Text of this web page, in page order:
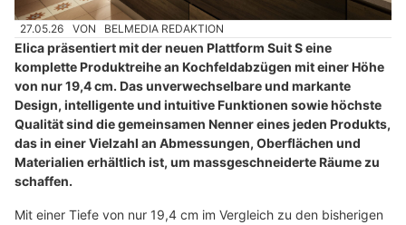
27.05.26 VON BELMEDIA REDAKTION
Elica präsentiert mit der neuen Plattform Suit S eine
komplette Produktreihe an Kochfeldabzügen mit einer Höhe
von nur 19,4 cm. Das unverwechselbare und markante
Design, intelligente und intuitive Funktionen sowie höchste
Qualität sind die gemeinsamen Nenner eines jeden Produkts,
das in einer Vielzahl an Abmessungen, Oberflächen und
Materialien erhältlich ist, um massgeschneiderte Räume zu
schaffen.
Mit einer Tiefe von nur 19,4 cm im Vergleich zu den bisherigen